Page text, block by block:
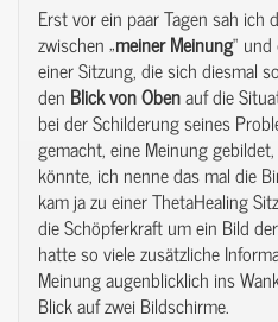
Erst vor ein paar Tagen sah ich
zwischen „meinerMeinung“
einer Sitzung, die sich diesmal
den BlickvonObenauf die
bei der Schilderung seines
gemacht, eine Meinung
könnte, ich nenne das mal die
kam ja zu einer ThetaHealing
die Schöpferkraft um ein Bild
hatte so viele zusätzliche
Meinung augenblicklich ins
Blick auf zwei Bildschirme.